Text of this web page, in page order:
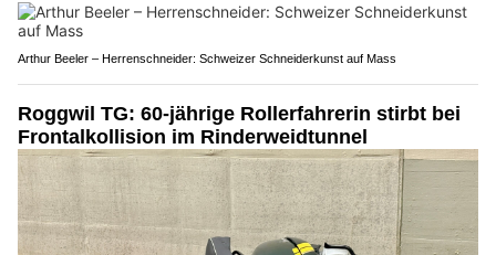
Arthur Beeler – Herrenschneider: Schweizer Schneiderkunst auf Mass
Roggwil TG: 60-jährige Rollerfahrerin stirbt bei
Frontalkollision im Rinderweidtunnel